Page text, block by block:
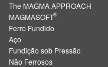
The MAGMA APPROACH
MAGMASOFT
®
Ferro Fundido
Aço
Fundição sob Pressão
Não Ferrosos